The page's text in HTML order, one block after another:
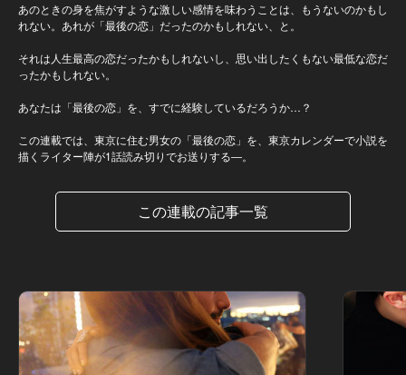
あのときの身を焦がすような激しい感情を味わうことは、もうないのかもし
れない。あれが「最後の恋」だったのかもしれない、と。
それは人生最高の恋だったかもしれないし、思い出したくもない最低な恋だ
ったかもしれない。
あなたは「最後の恋」を、すでに経験しているだろうか…？
この連載では、東京に住む男女の「最後の恋」を、東京カレンダーで小説を
描くライター陣が1話読み切りでお送りする―。
この連載の記事一覧